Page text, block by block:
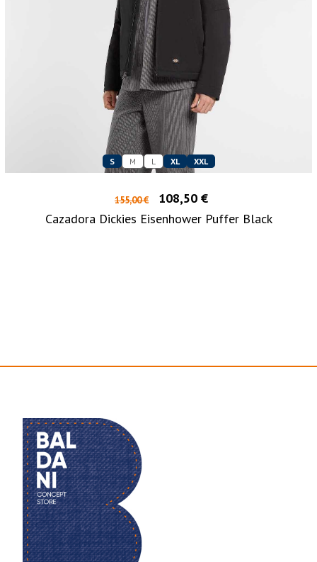
S M L XL XXL
155,00 €
108,50 €
Cazadora Dickies Eisenhower Puffer Black